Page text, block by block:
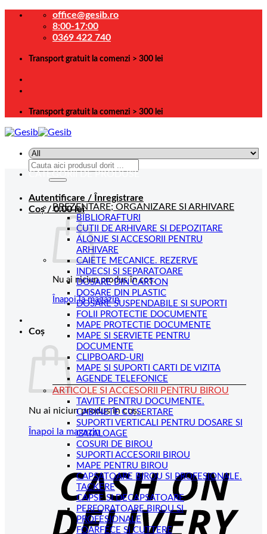
Skip
office@gesib.ro
8:00-17:00
0369 422 740
Transport gratuit la comenzi > 300 lei
Transport gratuit la comenzi > 300 lei
Caută
Autentificare / Înregistrare
Coș /0.00lei
Nu ai niciun produs în coș.
Înapoi la magazin
Coș
Nu ai niciun produs în coș.
Înapoi la magazin
CATEGORII DE PRODUSE
PREZENTARE; ORGANIZARE SI ARHIVARE
BIBLIORAFTURI
CUTII DE ARHIVARE SI DEPOZITARE
ALONJE SI ACCESORII PENTRU
ARHIVARE
CAIETE MECANICE. REZERVE
INDECSI SI SEPARATOARE
DOSARE DIN CARTON
DOSARE DIN PLASTIC
DOSARE SUSPENDABILE SI SUPORTI
FOLII PROTECTIE DOCUMENTE
MAPE PROTECTIE DOCUMENTE
MAPE SI SERVIETE PENTRU
DOCUMENTE
CLIPBOARD-URI
MAPE SI SUPORTI CARTI DE VIZITA
AGENDE TELEFONICE
ARTICOLE SI ACCESORII PENTRU BIROU
TAVITE PENTRU DOCUMENTE.
CABINETE CU SERTARE
SUPORTI VERTICALI PENTRU DOSARE SI
CATALOAGE
COSURI DE BIROU
SUPORTI ACCESORII BIROU
MAPE PENTRU BIROU
CAPSATOARE BIROU SI PROFESIONALE.
TACKERE
CAPSE SI DECAPSATOARE
PERFORATOARE BIROU SI
PROFESIONALE
FOARFECE SI CUTTERE